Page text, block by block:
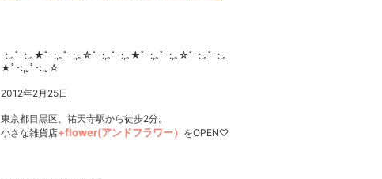
･:,｡ﾟ･:,｡★ﾟ･:,｡ﾟ･:,｡☆ﾟ･:,｡ﾟ･:,｡★ﾟ･:,｡ﾟ･:,｡☆ﾟ･:,｡ﾟ･:,｡
★ﾟ･:,｡ﾟ･:,｡☆
2012年2月25日
東京都目黒区、祐天寺駅から徒歩2分。
小さな雑貨店+flower(アンドフラワー） をOPEN♡